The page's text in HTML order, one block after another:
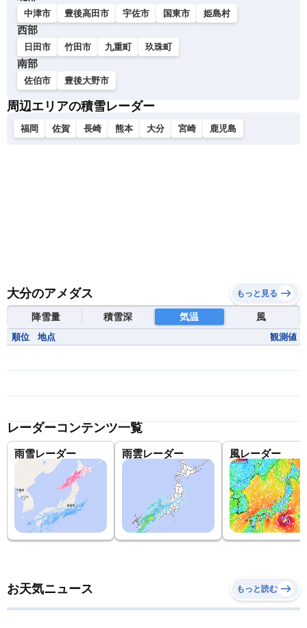
中津市 豊後高田市 宇佐市 国東市 姫島村
西部
日田市 竹田市 九重町 玖珠町
南部
佐伯市 豊後大野市
周辺エリアの積雪レーダー
福岡 佐賀 長崎 熊本 大分 宮崎 鹿児島
大分のアメダス もっと見る
降雪量 積雪深 気温 風
順位 地点 観測値
レーダーコンテンツ一覧
雨雪レーダー 雨雲レーダー 風レーダー
お天気ニュース もっと読む